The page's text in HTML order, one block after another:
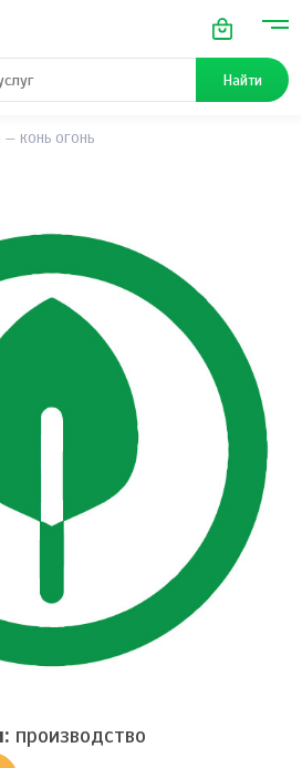
Найти
КОНЬ ОГОНЬ
производство